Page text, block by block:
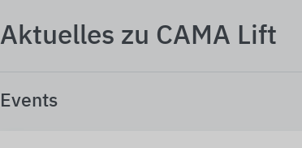
Aktuelles zu CAMA Lift
Events